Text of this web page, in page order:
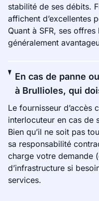
stabilité de ses débits.
affichent d’excellentes
Quant à SFR, ses
généralement
En cas de panne
à Brullioles, qui
Le fournisseur d’accès
interlocuteur en cas de
Bien qu’il ne soit pas
sa responsabilité
charge votre demande
d’infrastructure si
services.